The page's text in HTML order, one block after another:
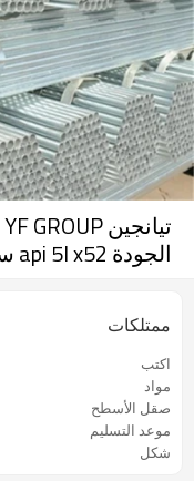
الجودة api 5l x52 سعر خط الأنابيب غير الملحوم
ممتلكات
اكتب
مواد
صقل الأسطح
موعد التسليم
شكل